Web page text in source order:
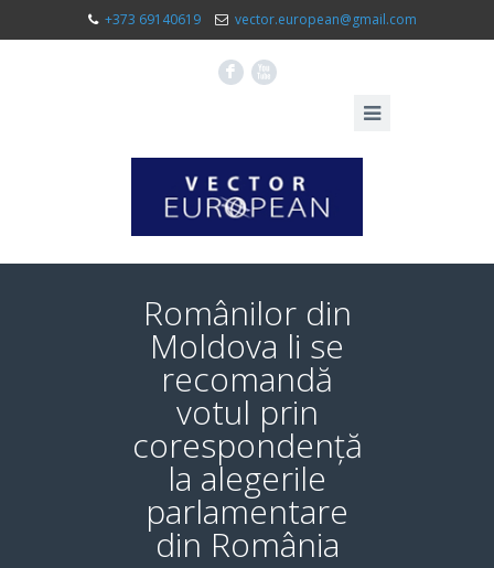
+373 69140619 vector.european@gmail.com
F X
Românilor din
Moldova li se
recomandă
votul prin
corespondență
la alegerile
parlamentare
din România